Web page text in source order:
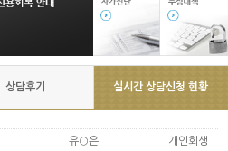
상담후기 실시간 상담신청 현황
유○은 개인회생